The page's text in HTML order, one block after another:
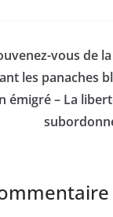
vous de
les panaches
émigré – La